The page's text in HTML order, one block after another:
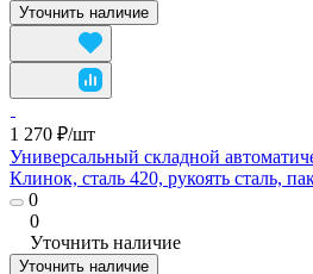
Уточнить наличие
1 270 ₽/шт
Универсальный складной
Клинок, сталь 420, рукоять сталь,
0
0
Уточнить наличие
Уточнить наличие